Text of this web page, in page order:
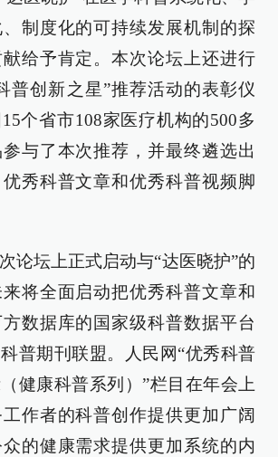
制度化的可持续发展机制的探
给予肯定。本次论坛上还进行
普创新之星”推荐活动的表彰仪
个省市108家医疗机构的500多
与了本次推荐，并最终遴选出
秀科普文章和优秀科普视频脚
论坛上正式启动与“达医晓护”的
将全面启动把优秀科普文章和
数据库的国家级科普数据平台
普期刊联盟。人民网“优秀科普
健康科普系列）”栏目在年会上
作者的科普创作提供更加广阔
的健康需求提供更加系统的内